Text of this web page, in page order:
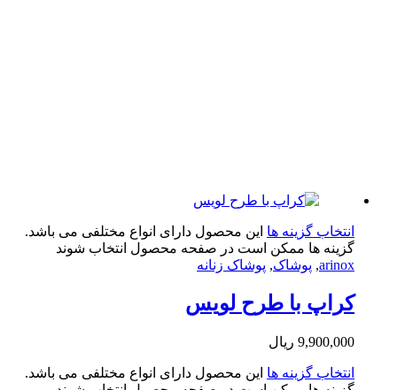
گزینه ها این محصول دارای انواع مختلفی می باشد.
ها ممکن است در صفحه محصول انتخاب شوند
پوشاک,پوشاک زنانه
با طرح لویس
ریال
گزینه ها این محصول دارای انواع مختلفی می باشد.